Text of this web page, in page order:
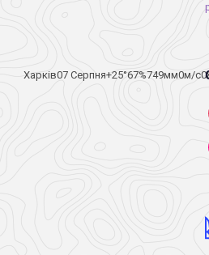
Харків07 Серпня+25°67%749мм0м/c